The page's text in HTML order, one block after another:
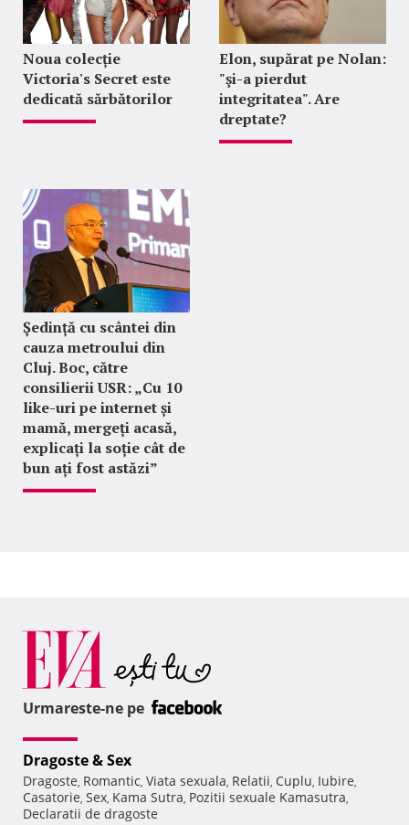
Noua colecție
Victoria's Secret este
dedicată sărbătorilor
Elon, supărat pe Nolan:
"şi-a pierdut
integritatea". Are
dreptate?
Ședință cu scântei din
cauza metroului din
Cluj. Boc, către
consilierii USR: „Cu 10
like-uri pe internet și
mamă, mergeți acasă,
explicați la soție cât de
bun ați fost astăzi”
Urmareste-ne pe
Dragoste & Sex
Dragoste, Romantic, Viata sexuala, Relatii, Cuplu, Iubire,
Casatorie, Sex, Kama Sutra, Pozitii sexuale Kamasutra,
Declaratii de dragoste